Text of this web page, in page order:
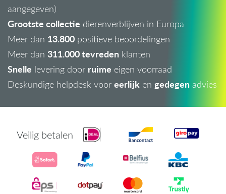
aangegeven)
Grootste collectie dierenverblijven in Europa
Meer dan 13.800 positieve beoordelingen
Meer dan 311.000 tevreden klanten
Snelle levering door ruime eigen voorraad
Deskundige helpdesk voor eerlijk en gedegen advies
Veilig betalen